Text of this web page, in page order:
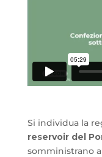
Si individua la
reservoir del
somministrano